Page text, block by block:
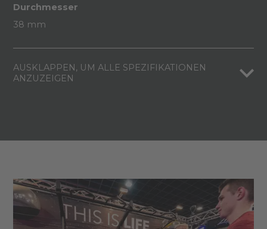
Durchmesser
38 mm
AUSKLAPPEN, UM ALLE SPEZIFIKATIONEN
ANZUZEIGEN